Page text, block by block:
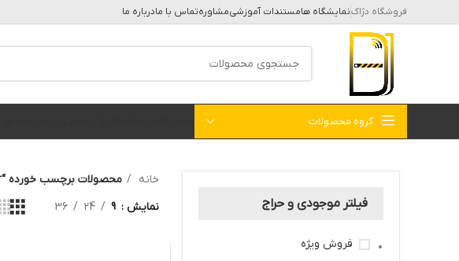
فروشگاه دژاکنمایشگاه هامستندات آموزشیمشاورهتماس با مادرباره ما
گروه محصولات
فیلتر موجودی و حراج
فروش ویژه
خانه
محصولات برچسب خورده “Line-interactive UPS for gate opener”
نمایش 9
24
36